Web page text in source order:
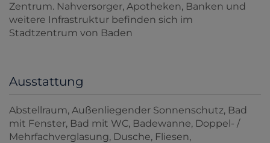
Zentrum. Nahversorger, Apotheken, Banken und
weitere Infrastruktur befinden sich im
Stadtzentrum von Baden
Ausstattung
Abstellraum Außenliegender Sonnenschutz Bad
mit Fenster Bad mit WC Badewanne Doppel- /
Mehrfachverglasung Dusche Fliesen